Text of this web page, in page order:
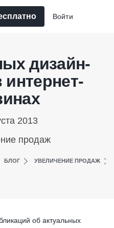
Войти
дизайн-
интернет-
2013
продаж
БЛОГ УВЕЛИЧЕНИЕ ПРОДАЖ
об актуальных